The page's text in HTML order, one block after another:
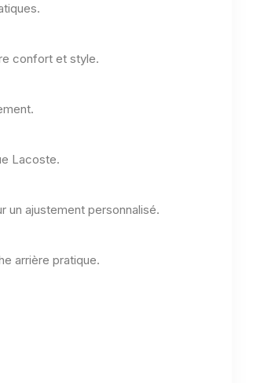
confort et style.
Lacoste.
un ajustement personnalisé.
arrière pratique.